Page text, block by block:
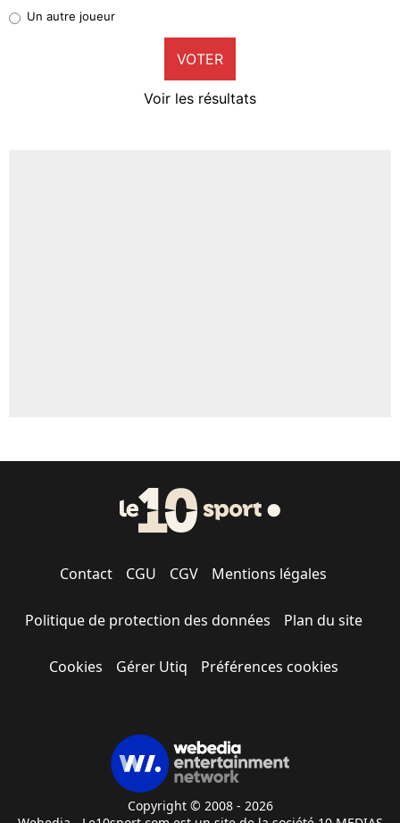
9%
Un autre joueur
VOTER
Voir les résultats
Contact CGU CGV Mentions légales
Politique de protection des données Plan du site
Cookies Gérer Utiq Préférences cookies
Copyright © 2008 - 2026